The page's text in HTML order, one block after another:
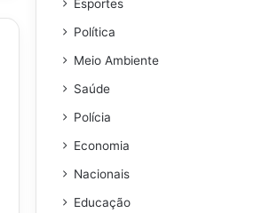
Esportes
Política
Meio Ambiente
Saúde
Polícia
Economia
Nacionais
Educação